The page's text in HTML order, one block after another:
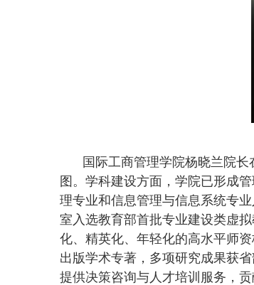
国际工商管理学院杨晓兰院
图。学科建设方面，学院已形成
理专业和信息管理与信息系统专
室入选教育部首批专业建设类虚
化、精英化、年轻化的高水平师
出版学术专著，多项研究成果获
提供决策咨询与人才培训服务，贡